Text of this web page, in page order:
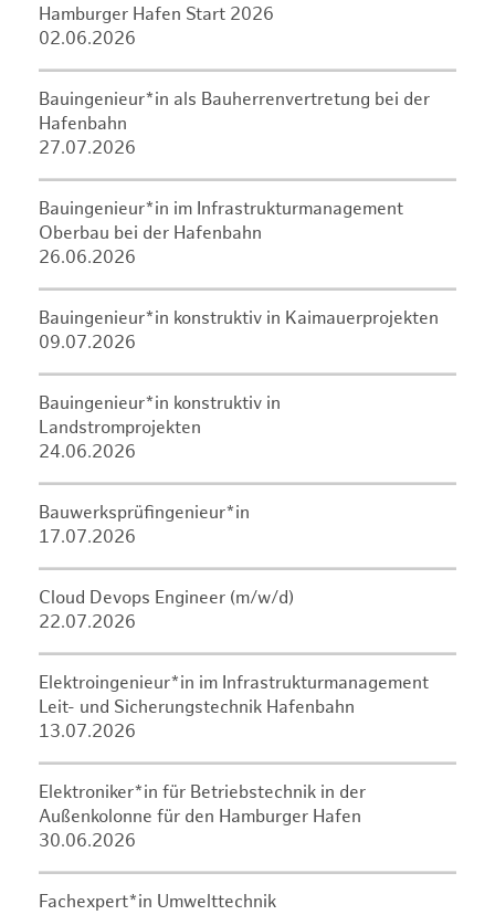
Hamburger Hafen Start 2026
02.06.2026
Bauingenieur*in als Bauherrenvertretung bei der
Hafenbahn
27.07.2026
Bauingenieur*in im Infrastrukturmanagement
Oberbau bei der Hafenbahn
26.06.2026
Bauingenieur*in konstruktiv in Kaimauerprojekten
09.07.2026
Bauingenieur*in konstruktiv in
Landstromprojekten
24.06.2026
Bauwerksprüfingenieur*in
17.07.2026
Cloud Devops Engineer (m/w/d)
22.07.2026
Elektroingenieur*in im Infrastrukturmanagement
Leit- und Sicherungstechnik Hafenbahn
13.07.2026
Elektroniker*in für Betriebstechnik in der
Außenkolonne für den Hamburger Hafen
30.06.2026
Fachexpert*in Umwelttechnik